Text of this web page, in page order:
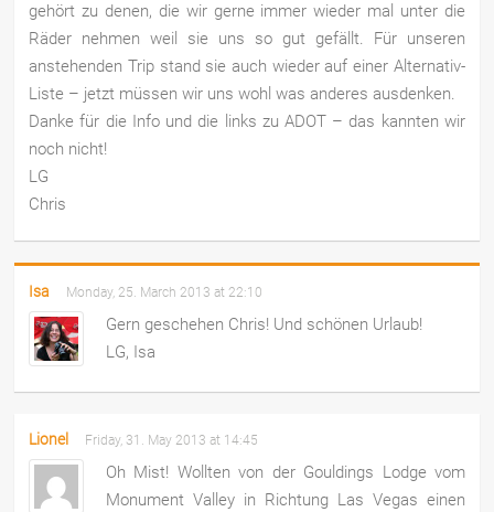
gehört zu denen, die wir gerne immer wieder mal unter die
Räder nehmen weil sie uns so gut gefällt. Für unseren
anstehenden Trip stand sie auch wieder auf einer Alternativ-
Liste – jetzt müssen wir uns wohl was anderes ausdenken.
Danke für die Info und die links zu ADOT – das kannten wir
noch nicht!
LG
Chris
Isa Monday, 25. March 2013 at 22:10
Gern geschehen Chris! Und schönen Urlaub!
LG, Isa
Lionel Friday, 31. May 2013 at 14:45
Oh Mist! Wollten von der Gouldings Lodge vom
Monument Valley in Richtung Las Vegas einen